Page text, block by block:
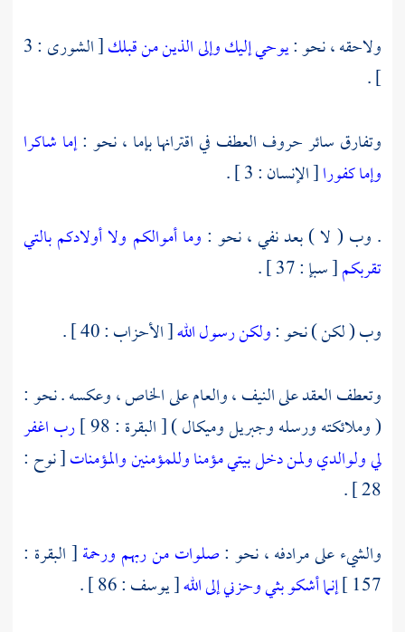
ولاحقه ، نحو :يوحي إليك وإلى الذين من قبلك
[ الشورى : 3
] .
وتفارق سائر حروف العطف في اقترانها بإما ، نحو :إما شاكرا
وإما كفورا[ الإنسان : 3 ] .
. وب ( لا ) بعد نفي ، نحو : وما أموالكم ولا أولادكم بالتي
تقربكم[ سبإ : 37 ] .
وب ( لكن ) نحو :ولكن رسول الله[ الأحزاب : 40 ] .
وتعطف العقد على النيف ، والعام على الخاص ، وعكسه . نحو :
( وملائكته ورسلهوجبريلوميكال) [ البقرة : 98 ]
رب اغفر
لي ولوالدي ولمن دخل بيتي مؤمنا وللمؤمنين والمؤمنات[ نوح :
28 ] .
والشيء على مرادفه ، نحو :صلوات من ربهم ورحمة[ البقرة :
157 ] إنما أشكو بثي وحزني إلى الله[ يوسف : 86 ] .